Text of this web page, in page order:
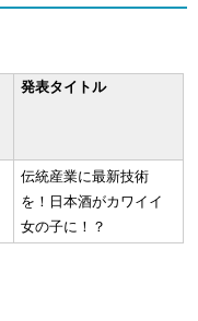
発表タイトル
伝統産業に最新技術
を！日本酒がカワイイ
女の子に！？